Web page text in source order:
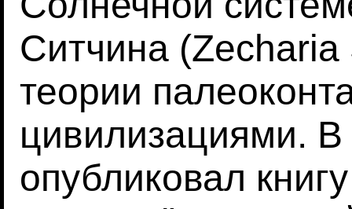
Ситчина (Zecharia
теории
цивилизациями. В
опубликовал